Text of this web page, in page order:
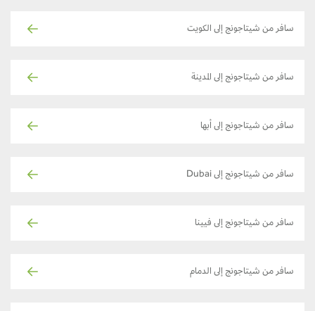
سافر من شيتاجونج إلى الكويت
سافر من شيتاجونج إلى المدينة
سافر من شيتاجونج إلى أبها
سافر من شيتاجونج إلى Dubai
سافر من شيتاجونج إلى فيينا
سافر من شيتاجونج إلى الدمام